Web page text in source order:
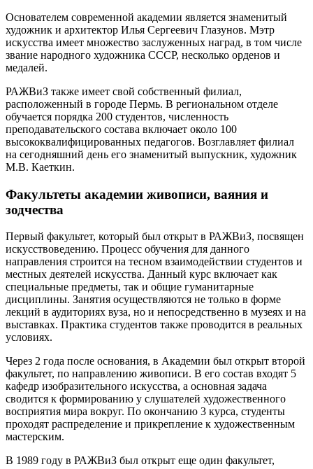
Основателем современной академии является знаменитый
художник и архитектор Илья Сергеевич Глазунов. Мэтр
искусства имеет множество заслуженных наград, в том числе
звание народного художника СССР, несколько орденов и
медалей.
РАЖВиЗ также имеет свой собственный филиал,
расположенный в городе Пермь. В региональном отделе
обучается порядка 200 студентов, численность
преподавательского состава включает около 100
высококвалифицированных педагогов. Возглавляет филиал
на сегодняшний день его знаменитый выпускник, художник
М.В. Каеткин.
Факультеты академии живописи, ваяния и
зодчества
Первый факультет, который был открыт в РАЖВиЗ, посвящен
искусствоведению. Процесс обучения для данного
направления строится на тесном взаимодействии студентов и
местных деятелей искусства. Данный курс включает как
специальные предметы, так и общие гуманитарные
дисциплины. Занятия осуществляются не только в форме
лекций в аудиториях вуза, но и непосредственно в музеях и на
выставках. Практика студентов также проводится в реальных
условиях.
Через 2 года после основания, в Академии был открыт второй
факультет, по направлению живописи. В его состав входят 5
кафедр изобразительного искусства, а основная задача
сводится к формированию у слушателей художественного
восприятия мира вокруг. По окончанию 3 курса, студенты
проходят распределение и прикрепление к художественным
мастерским.
В 1989 году в РАЖВиЗ был открыт еще один факультет,